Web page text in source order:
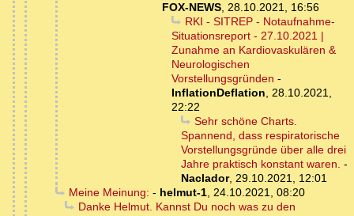
FOX-NEWS, 28.10.2021, 16:56
RKI - SITREP - Notaufnahme-
Situationsreport - 27.10.2021 |
Zunahme an Kardiovaskulären &
Neurologischen
Vorstellungsgründen -
InflationDeflation, 28.10.2021,
22:22
Sehr schöne Charts.
Spannend, dass respiratorische
Vorstellungsgründe über alle drei
Jahre praktisch konstant waren. -
Naclador, 29.10.2021, 12:01
Meine Meinung: - helmut-1, 24.10.2021, 08:20
Danke Helmut. Kannst Du noch was zu den